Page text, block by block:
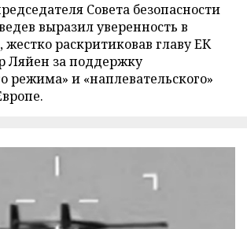
Совета безопасности
выразил уверенность в
жестко раскритиковав главу ЕК
Ляйен за поддержку
режима» и «наплевательского»